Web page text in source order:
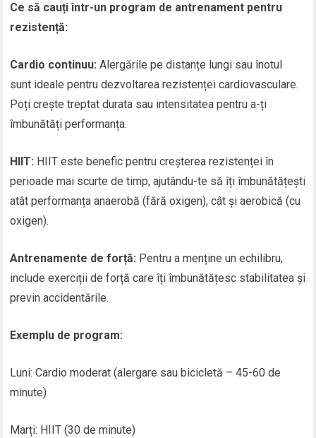
Ce să cauți într-un program de antrenament pentru
rezistență:
Cardio continuu: Alergările pe distanțe lungi sau înotul
sunt ideale pentru dezvoltarea rezistenței cardiovasculare.
Poți crește treptat durata sau intensitatea pentru a-ți
îmbunătăți performanța.
HIIT: HIIT este benefic pentru creșterea rezistenței în
perioade mai scurte de timp, ajutându-te să îți îmbunătățești
atât performanța anaerobă (fără oxigen), cât și aerobică (cu
oxigen).
Antrenamente de forță: Pentru a menține un echilibru,
include exerciții de forță care îți îmbunătățesc stabilitatea și
previn accidentările.
Exemplu de program:
Luni: Cardio moderat (alergare sau bicicletă – 45-60 de
minute)
Marți: HIIT (30 de minute)